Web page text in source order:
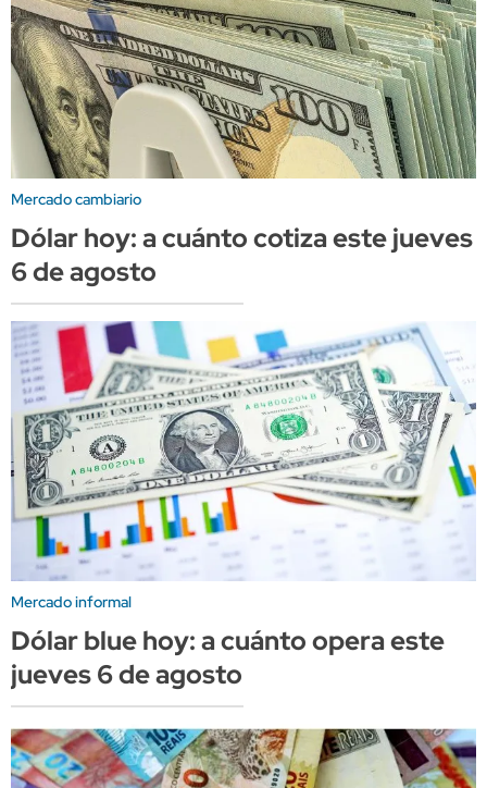
Mercado cambiario
Dólar hoy: a cuánto cotiza este jueves
6 de agosto
Mercado informal
Dólar blue hoy: a cuánto opera este
jueves 6 de agosto